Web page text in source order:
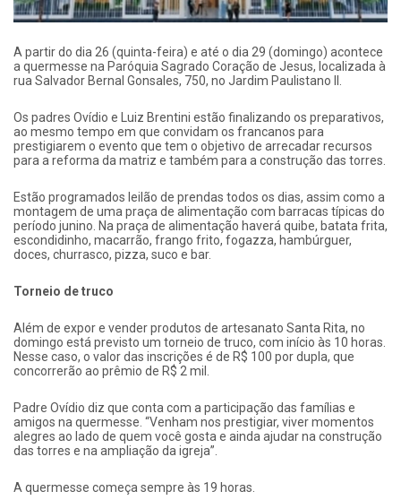
A partir do dia 26 (quinta-feira) e até o dia 29 (domingo) acontece
a quermesse na Paróquia Sagrado Coração de Jesus, localizada à
rua Salvador Bernal Gonsales, 750, no Jardim Paulistano II.
Os padres Ovídio e Luiz Brentini estão finalizando os preparativos,
ao mesmo tempo em que convidam os francanos para
prestigiarem o evento que tem o objetivo de arrecadar recursos
para a reforma da matriz e também para a construção das torres.
Estão programados leilão de prendas todos os dias, assim como a
montagem de uma praça de alimentação com barracas típicas do
período junino. Na praça de alimentação haverá quibe, batata frita,
escondidinho, macarrão, frango frito, fogazza, hambúrguer,
doces, churrasco, pizza, suco e bar.
Torneio de truco
Além de expor e vender produtos de artesanato Santa Rita, no
domingo está previsto um torneio de truco, com início às 10 horas.
Nesse caso, o valor das inscrições é de R$ 100 por dupla, que
concorrerão ao prêmio de R$ 2 mil.
Padre Ovídio diz que conta com a participação das famílias e
amigos na quermesse. “Venham nos prestigiar, viver momentos
alegres ao lado de quem você gosta e ainda ajudar na construção
das torres e na ampliação da igreja”.
A quermesse começa sempre às 19 horas.